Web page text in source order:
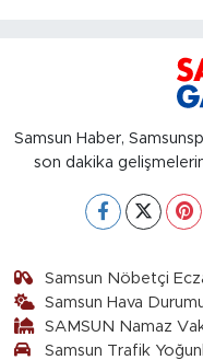
Samsun Haber,
son dakika
Samsun Nöbetçi
Samsun Hava
SAMSUN Namaz
Samsun Trafik